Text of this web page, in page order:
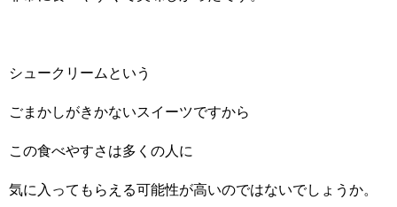
シュークリームという
ごまかしがきかないスイーツですから
この食べやすさは多くの人に
気に入ってもらえる可能性が高いのではないでしょうか。